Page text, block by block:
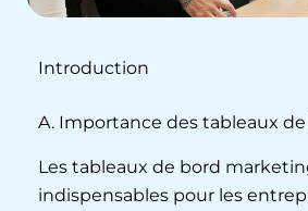
Introduction
A. Importance des tableaux
Les tableaux de bord
indispensables pour les